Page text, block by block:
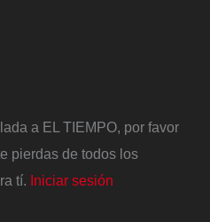
a EL TIEMPO, por favor
pierdas de todos los
tí. Iniciar sesión